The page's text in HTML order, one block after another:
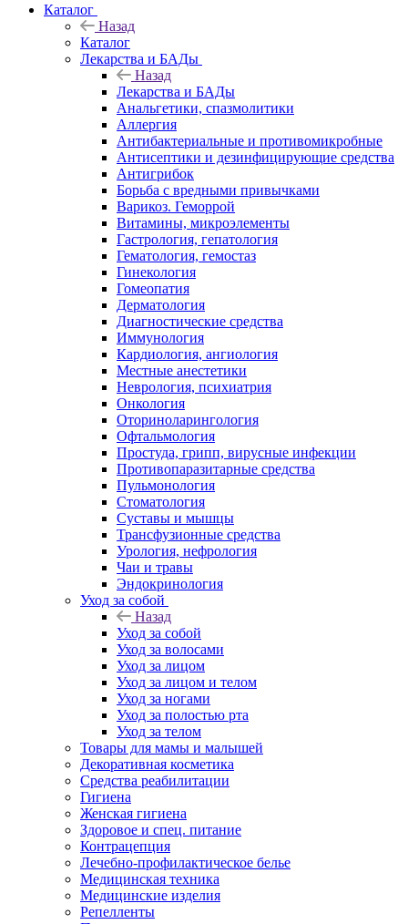
Каталог
Назад
Каталог
Лекарства и БАДы
Назад
Лекарства и БАДы
Анальгетики, спазмолитики
Аллергия
Антибактериальные и противомикробные
Антисептики и дезинфицирующие средства
Антигрибок
Борьба с вредными привычками
Варикоз. Геморрой
Витамины, микроэлементы
Гастрология, гепатология
Гематология, гемостаз
Гинекология
Гомеопатия
Дерматология
Диагностические средства
Иммунология
Кардиология, ангиология
Местные анестетики
Неврология, психиатрия
Онкология
Оториноларингология
Офтальмология
Простуда, грипп, вирусные инфекции
Противопаразитарные средства
Пульмонология
Стоматология
Суставы и мышцы
Трансфузионные средства
Урология, нефрология
Чаи и травы
Эндокринология
Уход за собой
Назад
Уход за собой
Уход за волосами
Уход за лицом
Уход за лицом и телом
Уход за ногами
Уход за полостью рта
Уход за телом
Товары для мамы и малышей
Декоративная косметика
Средства реабилитации
Гигиена
Женская гигиена
Здоровое и спец. питание
Контрацепция
Лечебно-профилактическое белье
Медицинская техника
Медицинские изделия
Репелленты